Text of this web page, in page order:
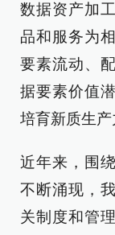
数据资产加
品和服务为
要素流动、
据要素价值
培育新质生产
近年来，围
不断涌现，
关制度和管